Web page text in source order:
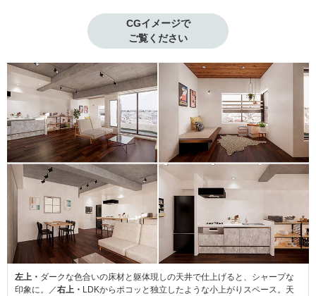
CGイメージで
ご覧ください
左上・ ダークな色合いの床材と躯体現しの天井で仕上げると、シャープな
印象に。／右上・ LDKからポコッと独立したような小上がりスペース。天